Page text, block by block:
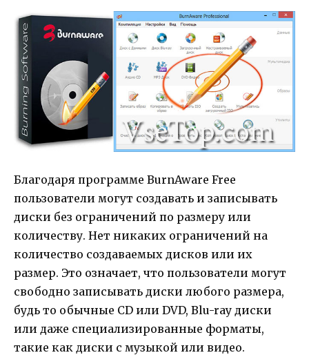
Благодаря программе BurnAware Free
пользователи могут создавать и записывать
диски без ограничений по размеру или
количеству. Нет никаких ограничений на
количество создаваемых дисков или их
размер. Это означает, что пользователи могут
свободно записывать диски любого размера,
будь то обычные CD или DVD, Blu-ray диски
или даже специализированные форматы,
такие как диски с музыкой или видео.